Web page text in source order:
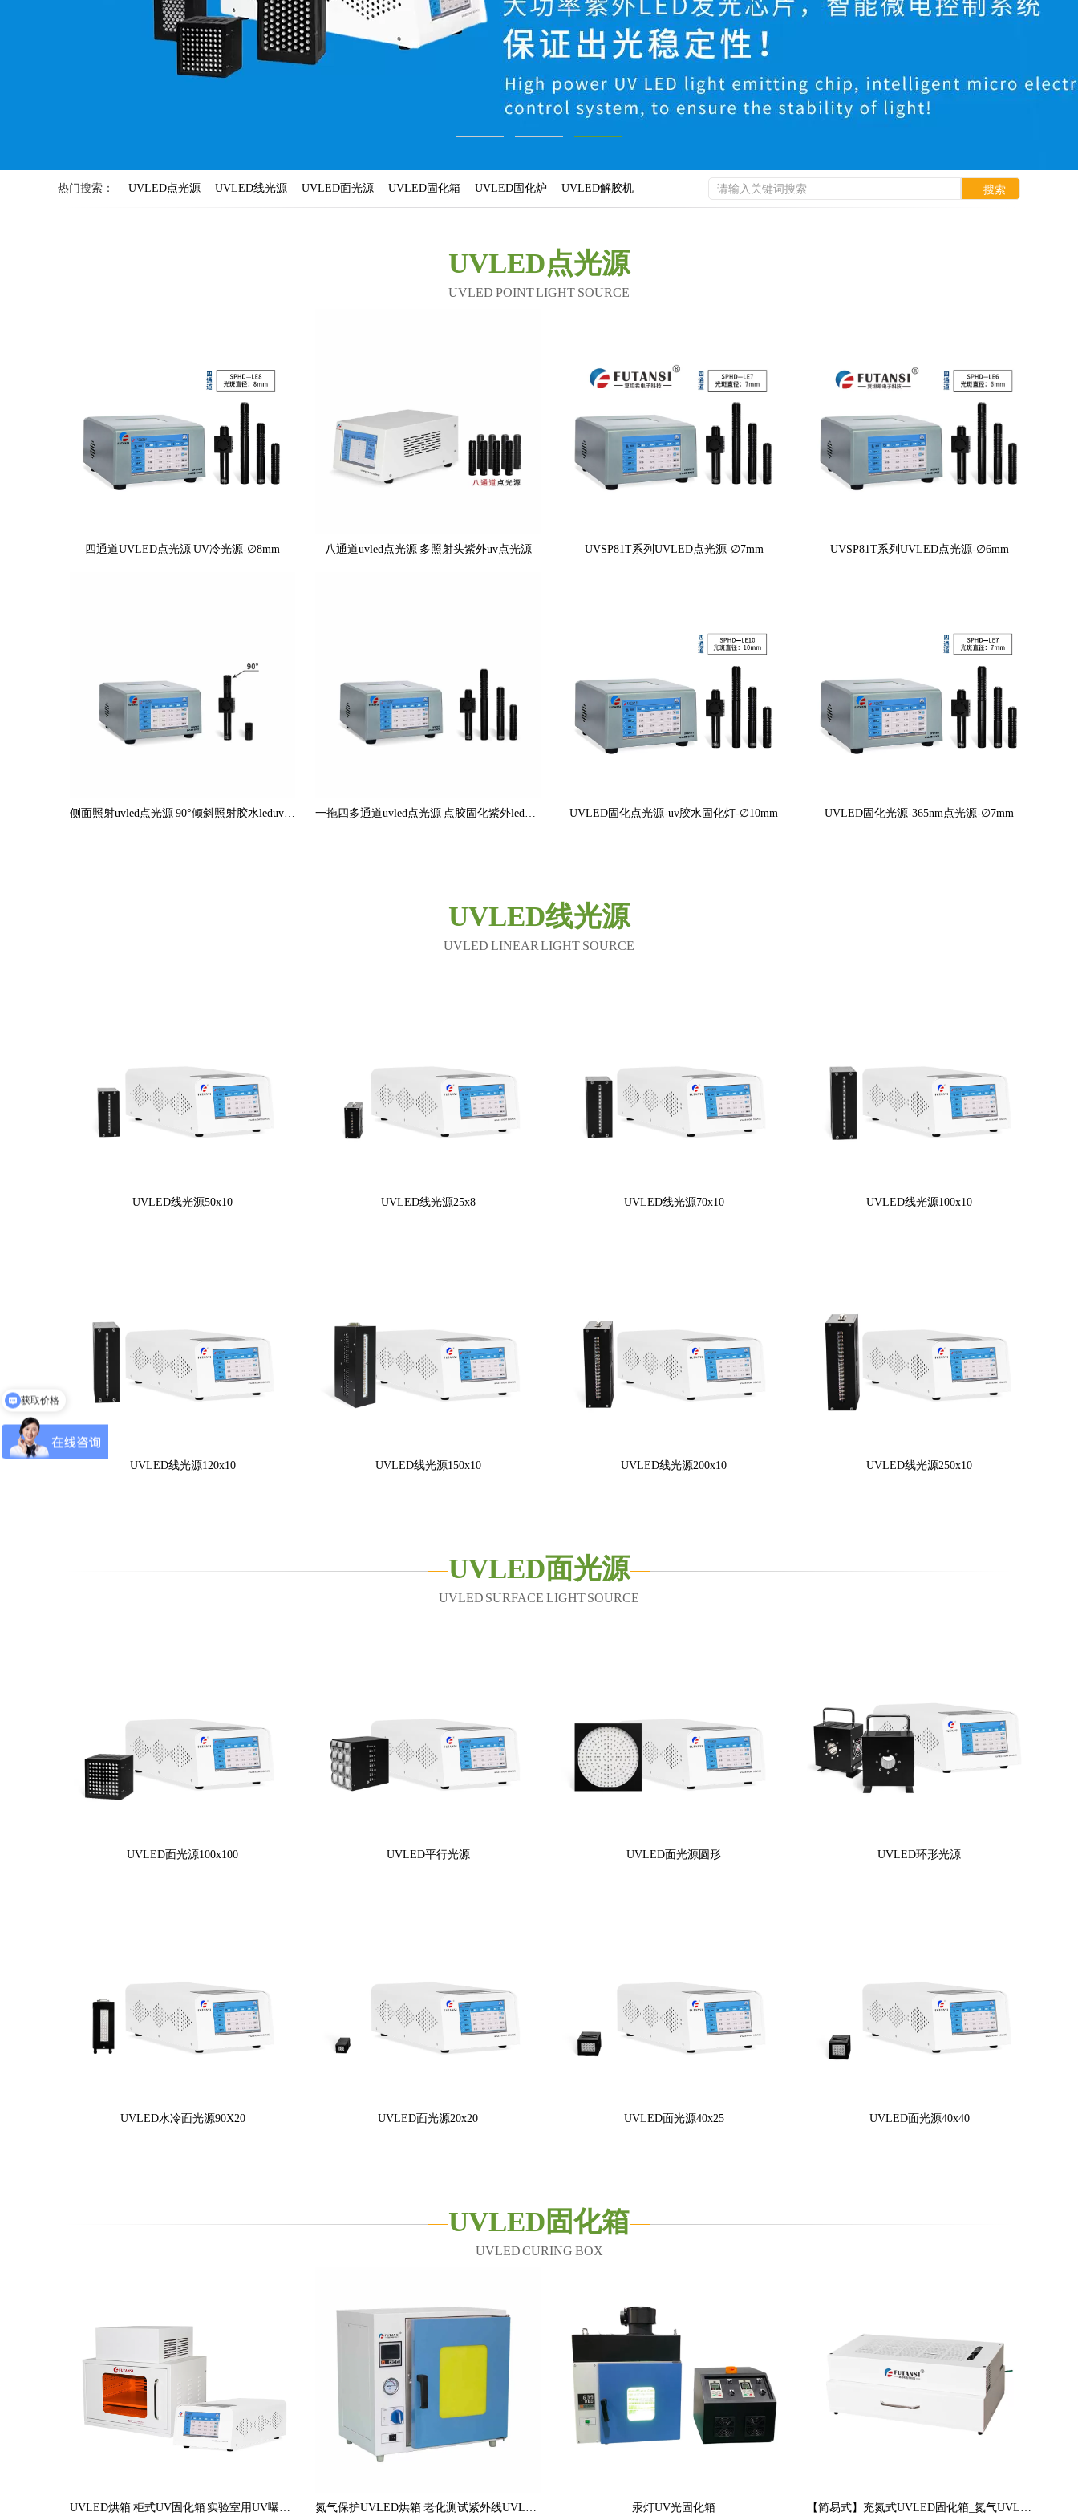
热门搜索： UVLED点光源 UVLED线光源 UVLED面光源 UVLED固化箱 UVLED固化炉 UVLED解胶机
UVLED点光源
UVLED POINT LIGHT SOURCE
四通道UVLED点光源 UV冷光源-∅8mm 八通道uvled点光源 多照射头紫外uv点光源 UVSP81T系列UVLED点光源-∅7mm UVSP81T系列UVLED点光源-∅6mm
侧面照射uvled点光源 90°倾斜照射胶水leduv固化灯 UVLED固化点光源-uv胶水固化灯-∅10mm UVLED固化光源-365nm点光源-∅7mm
UVLED线光源
UVLED LINEAR LIGHT SOURCE
UVLED线光源50x10 UVLED线光源25x8 UVLED线光源70x10 UVLED线光源100x10
UVLED线光源120x10 UVLED线光源150x10 UVLED线光源200x10 UVLED线光源250x10
UVLED面光源
UVLED SURFACE LIGHT SOURCE
UVLED面光源100x100 UVLED平行光源 UVLED面光源圆形 UVLED环形光源
UVLED水冷面光源90X20 UVLED面光源20x20 UVLED面光源40x25 UVLED面光源40x40
UVLED固化箱
UVLED CURING BOX
汞灯UV光固化箱
免费申请样机测试